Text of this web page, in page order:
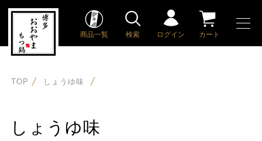
商品一覧 検索 ログイン カート
TOP しょうゆ味
しょうゆ味